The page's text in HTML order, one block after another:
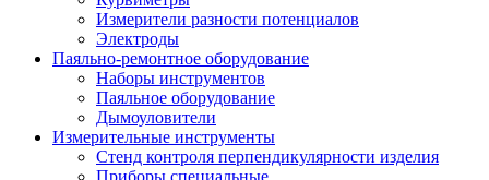
Измерители разности потенциалов
Электроды
Паяльно-ремонтное оборудование
Наборы инструментов
Паяльное оборудование
Дымоуловители
Измерительные инструменты
Стенд контроля перпендикулярности изделия
Приборы специальные